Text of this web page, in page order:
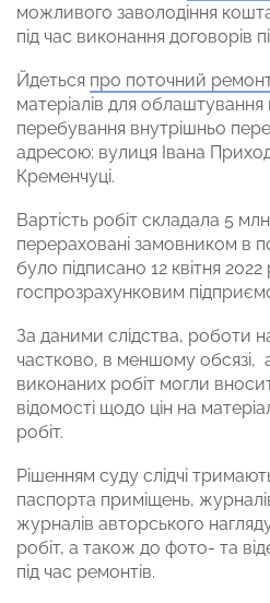
можливого заволодіння
під час виконання договорів
Йдеться про поточний
матеріалів для
перебування внутрішньо
адресою: вулиця Івана
Кременчуці.
Вартість робіт складала 5 млн
перераховані замовником в
було підписано 12 квітня
госпрозрахунковим
За даними слідства, роботи
частково, в меншому обсязі,
виконаних робіт могли
відомості щодо цін на
робіт.
Рішенням суду слідчі
паспорта приміщень,
журналів авторського
робіт, а також до фото- та
під час ремонтів.